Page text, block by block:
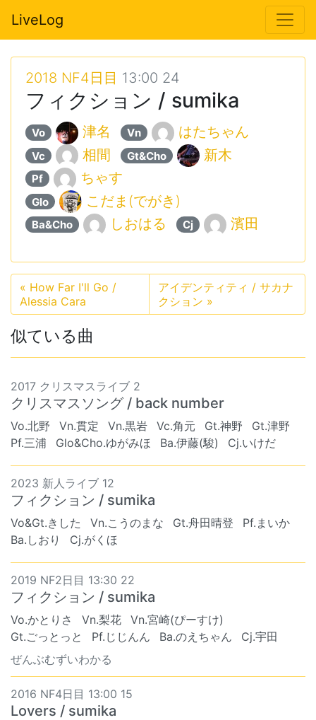
LiveLog
2018 NF4日目 13:00 24
フィクション / sumika
Vo 津名 Vn はたちゃん
Vc 相間 Gt&Cho 新木
Pf ちゃす
Glo こだま(でがき)
Ba&Cho しおはる Cj 濱田
« How Far I'll Go /
Alessia Cara
アイデンティティ / サカナ
クション »
似ている曲
2017 クリスマスライブ 2
クリスマスソング / back number
Vo.北野 Vn.貫定 Vn.黒岩 Vc.角元 Gt.神野
Gt.津野
Pf.三浦
Glo&Cho.ゆがみほ Ba.伊藤(駿) Cj.いけだ
2023 新人ライブ 12
フィクション / sumika
Vo&Gt.きした Vn.こうのまな Gt.舟田晴登
Pf.まいか
Ba.しおり
Cj.がくほ
2019 NF2日目 13:30 22
フィクション / sumika
Vo.かとりさ Vn.梨花
Vn.宮崎(ぴーすけ)
Gt.ごっとっと
Pf.じじんん Ba.のえちゃん
Cj.宇田
ぜんぶむずいわかる
2016 NF4日目 13:00 15
Lovers / sumika